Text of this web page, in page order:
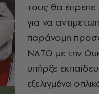
τους θα έπρεπε
για να
παράνομη
ΝΑΤΟ με την
υπήρξε
εξελιγμένα